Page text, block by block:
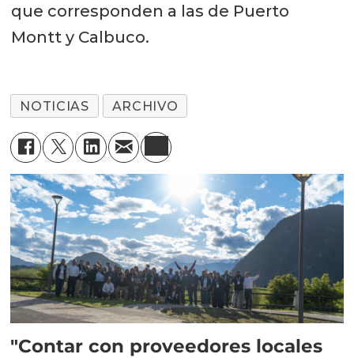
que corresponden a las de Puerto
Montt y Calbuco.
NOTICIAS ARCHIVO
"Contar con proveedores locales